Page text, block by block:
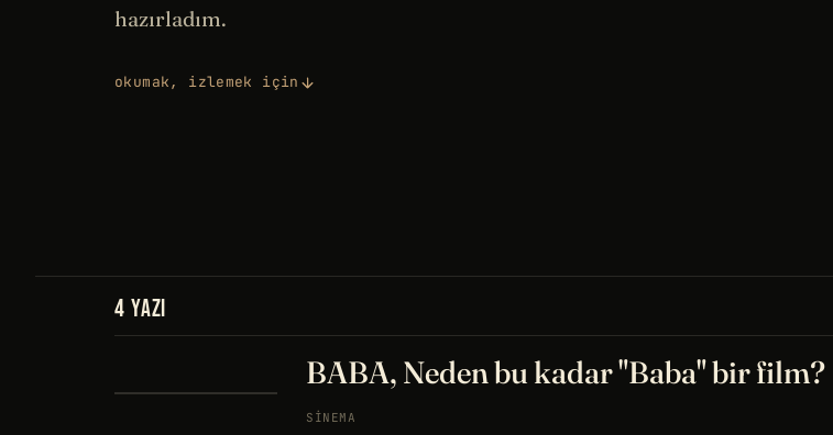
hazırladım.
okumak, izlemek için
4 YAZI
BABA, Neden bu kadar "Baba" bir film?
SINEMA